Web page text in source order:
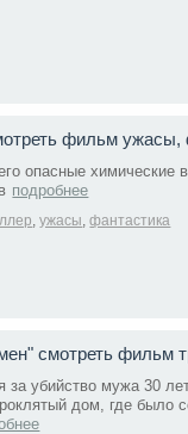
фильм ужасы,
опасные химические
подробнее
,ужасы,фантастика
смотреть фильм
за убийство мужа 30
дом, где было